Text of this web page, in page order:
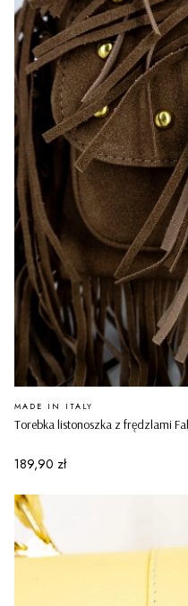
Torebka listonoszka z frędzlami
PRODUCENT
MADE IN ITALY
Cena
189,90 zł